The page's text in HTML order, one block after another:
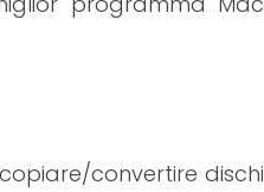
convertire dischi